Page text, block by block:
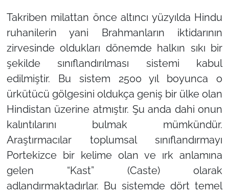
Takriben milattan önce altıncı yüzyılda Hindu
ruhanilerin yani Brahmanların iktidarının
zirvesinde oldukları dönemde halkın sıkı bir
şekilde sınıflandırılması sistemi kabul
edilmiştir. Bu sistem 2500 yıl boyunca o
ürkütücü gölgesini oldukça geniş bir ülke olan
Hindistan üzerine atmıştır. Şu anda dahi onun
kalıntılarını bulmak mümkündür.
Araştırmacılar toplumsal sınıflandırmayı
Portekizce bir kelime olan ve ırk anlamına
gelen “Kast” (Caste) olarak
adlandırmaktadırlar. Bu sistemde dört temel